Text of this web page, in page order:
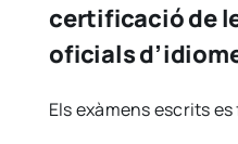
certificació de
oficials
Els exà­mens escrits es